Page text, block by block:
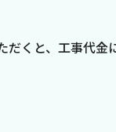
だくと、工事代金